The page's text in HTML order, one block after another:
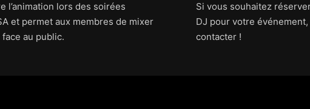
l’animation lors des soirées
et permet aux membres de mixer
au public.
Si vous souhaitez
DJ pour votre événement,
contacter !